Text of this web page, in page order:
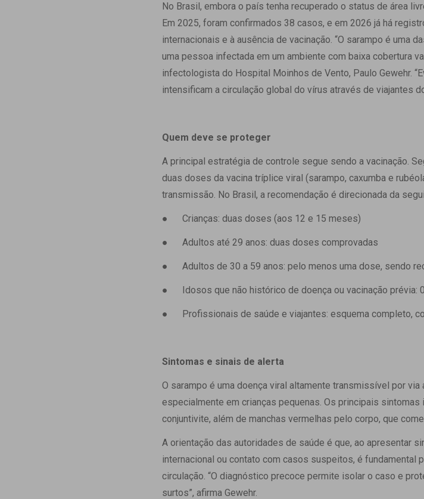
No Brasil, embora o país tenha recuperado o status de área
Em 2025, foram confirmados 38 casos, e em 2026 já há
internacionais e à ausência de vacinação. “O sarampo é uma
uma pessoa infectada em um ambiente com baixa cobertura
infectologista do Hospital Moinhos de Vento, Paulo Gewehr.
intensificam a circulação global do vírus através de viajantes
Quem deve se proteger
A principal estratégia de controle segue sendo a vacinação.
duas doses da vacina tríplice viral (sarampo, caxumba e
transmissão. No Brasil, a recomendação é direcionada da
● Crianças: duas doses (aos 12 e 15 meses)
● Adultos até 29 anos: duas doses comprovadas
● Adultos de 30 a 59 anos: pelo menos uma dose, sendo
● Idosos que não histórico de doença ou vacinação prévia:
● Profissionais de saúde e viajantes: esquema completo,
Sintomas e sinais de alerta
O sarampo é uma doença viral altamente transmissível por
especialmente em crianças pequenas. Os principais
conjuntivite, além de manchas vermelhas pelo corpo, que
A orientação das autoridades de saúde é que, ao apresentar
internacional ou contato com casos suspeitos, é fundamental
circulação. “O diagnóstico precoce permite isolar o caso e
surtos”, afirma Gewehr.